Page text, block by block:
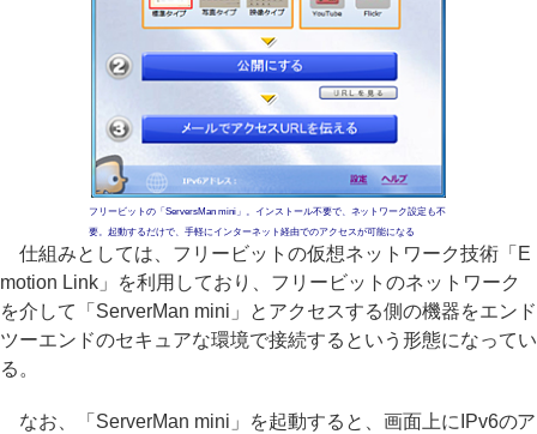
フリービットの「ServersMan mini」。インストール不要で、ネットワーク設定も不
要。起動するだけで、手軽にインターネット経由でのアクセスが可能になる
仕組みとしては、フリービットの仮想ネットワーク技術「E
motion Link」を利用しており、フリービットのネットワーク
を介して「ServerMan mini」とアクセスする側の機器をエンド
ツーエンドのセキュアな環境で接続するという形態になってい
る。
なお、「ServerMan mini」を起動すると、画面上にIPv6のア